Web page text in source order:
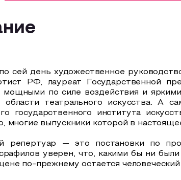
сей день художественное
РФ, лауреат Государственной
мощными по силе воздействия и
области театрального искусства. А
государственного института
многие выпускники которой в
репертуар — это постановки по
уверен, что, какими бы ни
по-прежнему остается